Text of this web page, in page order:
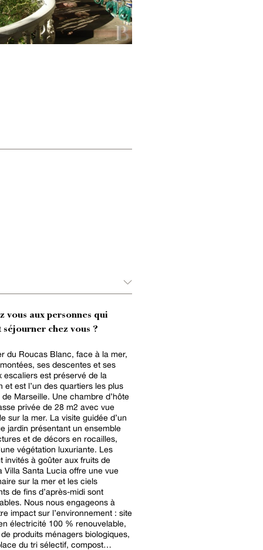
vous aux personnes qui
séjourner chez vous ?
du Roucas Blanc, face à la mer,
ses descentes et ses
escaliers est préservé de la
et est l’un des quartiers les plus
Marseille. Une chambre d’hôte
privée de 28 m2 avec vue
sur la mer. La visite guidée d’un
jardin présentant un ensemble
et de décors en rocailles,
végétation luxuriante. Les
invités à goûter aux fruits de
Villa Santa Lucia offre une vue
sur la mer et les ciels
de fins d’après-midi sont
Nous nous engageons à
impact sur l’environnement : site
électricité 100 % renouvelable,
produits ménagers biologiques,
du tri sélectif, compost…